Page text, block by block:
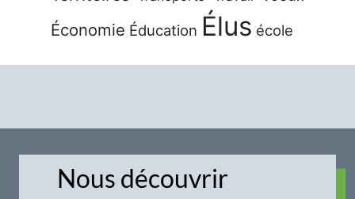
Économie Éducation Élus école
Nous découvrir